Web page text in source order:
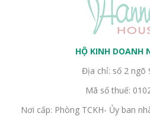
HỘ KINH DOANH
Địa chỉ: số 2 ngõ
Mã số thuế:
Nơi cấp: Phòng TCKH- Ủy ban